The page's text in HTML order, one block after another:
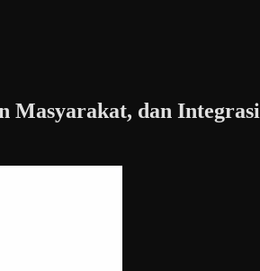
Masyarakat, dan Integrasi